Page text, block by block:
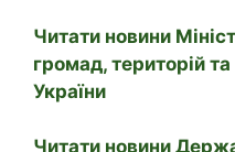
Читати новини
громад, територій
України
Читати новини